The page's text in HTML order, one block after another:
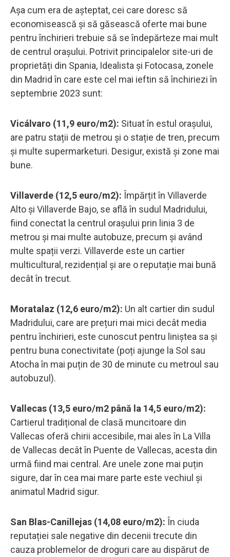
Așa cum era de așteptat, cei care doresc să
economisească și să găsească oferte mai bune
pentru închirieri trebuie să se îndepărteze mai mult
de centrul orașului. Potrivit principalelor site-uri de
proprietăți din Spania, Idealista și Fotocasa, zonele
din Madrid în care este cel mai ieftin să închiriezi în
septembrie 2023 sunt:
Vicálvaro (11,9 euro/m2): Situat în estul orașului,
are patru stații de metrou și o stație de tren, precum
și multe supermarketuri. Desigur, există și zone mai
bune.
Villaverde (12,5 euro/m2): Împărțit în Villaverde
Alto și Villaverde Bajo, se află în sudul Madridului,
fiind conectat la centrul orașului prin linia 3 de
metrou și mai multe autobuze, precum și având
multe spații verzi. Villaverde este un cartier
multicultural, rezidențial și are o reputație mai bună
decât în trecut.
Moratalaz (12,6 euro/m2): Un alt cartier din sudul
Madridului, care are prețuri mai mici decât media
pentru închirieri, este cunoscut pentru liniștea sa și
pentru buna conectivitate (poți ajunge la Sol sau
Atocha în mai puțin de 30 de minute cu metroul sau
autobuzul).
Vallecas (13,5 euro/m2 până la 14,5 euro/m2):
Cartierul tradițional de clasă muncitoare din
Vallecas oferă chirii accesibile, mai ales în La Villa
de Vallecas decât în Puente de Vallecas, acesta din
urmă fiind mai central. Are unele zone mai puțin
sigure, dar în cea mai mare parte este vechiul și
animatul Madrid sigur.
San Blas-Canillejas (14,08 euro/m2): În ciuda
reputației sale negative din decenii trecute din
cauza problemelor de droguri care au dispărut de